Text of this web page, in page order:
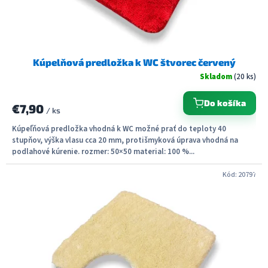
Kúpelňová predložka k WC štvorec červený
Skladom(20 ks)
€7,90 / ks
Do košíka
Kúpeľňová predložka vhodná k WC možné prať do teploty 40
stupňov, výška vlasu cca 20 mm, protišmyková úprava vhodná na
podlahové kúrenie. rozmer: 50×50 material: 100 %...
Kód: 20797